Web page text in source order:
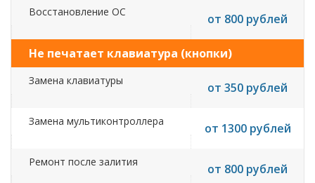
Восстановление ОС от 800 рублей
Не печатает клавиатура (кнопки)
Замена клавиатуры от 350 рублей
Замена мультиконтроллера от 1300 рублей
Ремонт после залития от 800 рублей